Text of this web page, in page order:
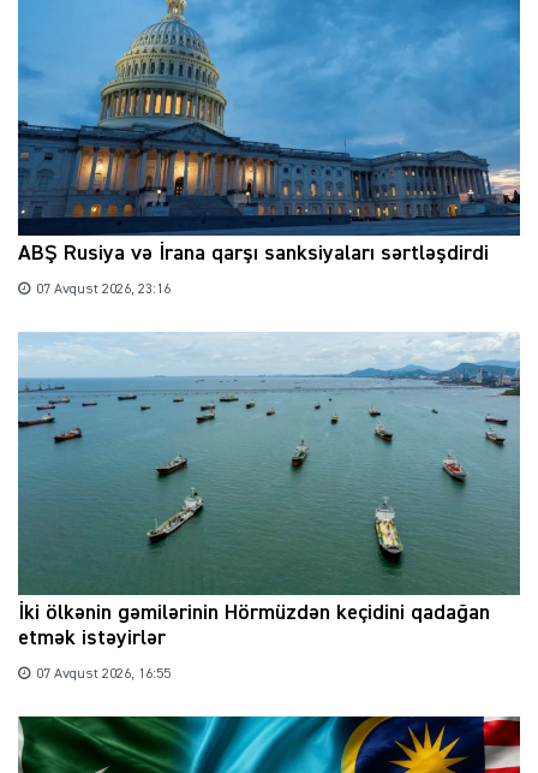
ABŞ Rusiya və İrana qarşı sanksiyaları sərtləşdirdi
07 Avqust 2026, 23:16
İki ölkənin gəmilərinin Hörmüzdən keçidini qadağan
etmək istəyirlər
07 Avqust 2026, 16:55